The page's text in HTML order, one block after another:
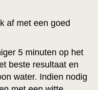
af met een goed
5 minuten op het
beste resultaat en
water. Indien nodig